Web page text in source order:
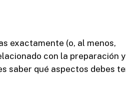
exactamente (o, al menos,
con la preparación
saber qué aspectos debes